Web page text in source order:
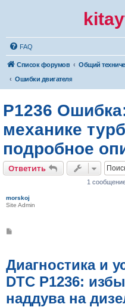
FAQ
Список форумов Общий
Ошибки двигателя
P1236
механике
подробное
Ответить
1
morskoj
Site Admin
щ
н
и
е
Диагностика и
DTC P1236:
наддува на